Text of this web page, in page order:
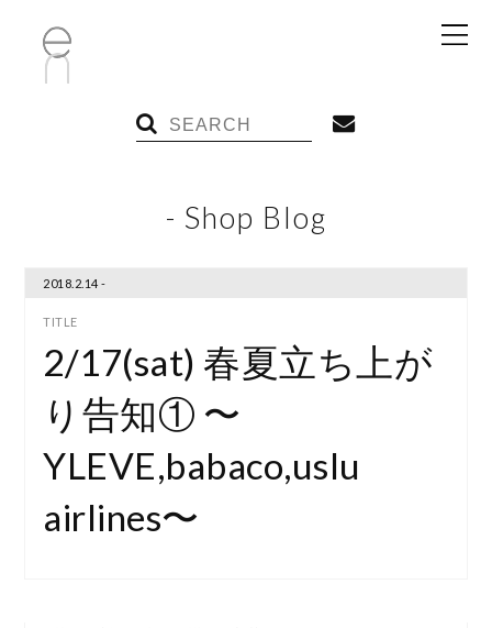
- Shop Blog
2018.2.14 -
2/17(sat) 春夏立ち上が
り告知① 〜
YLEVE,babaco,uslu
airlines〜